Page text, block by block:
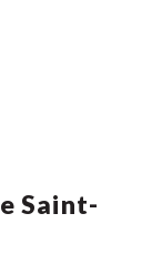
Saint-